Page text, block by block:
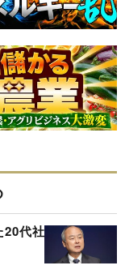
20代社